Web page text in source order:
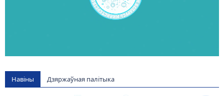
Навіны Дзяржаўная палітыка